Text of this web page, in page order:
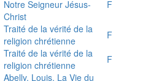
Notre Seigneur Jésus-
Christ
F
Traité de la vérité de la
religion chrétienne
F
Traité de la vérité de la
religion chrétienne
F
Abelly, Louis, La Vie du